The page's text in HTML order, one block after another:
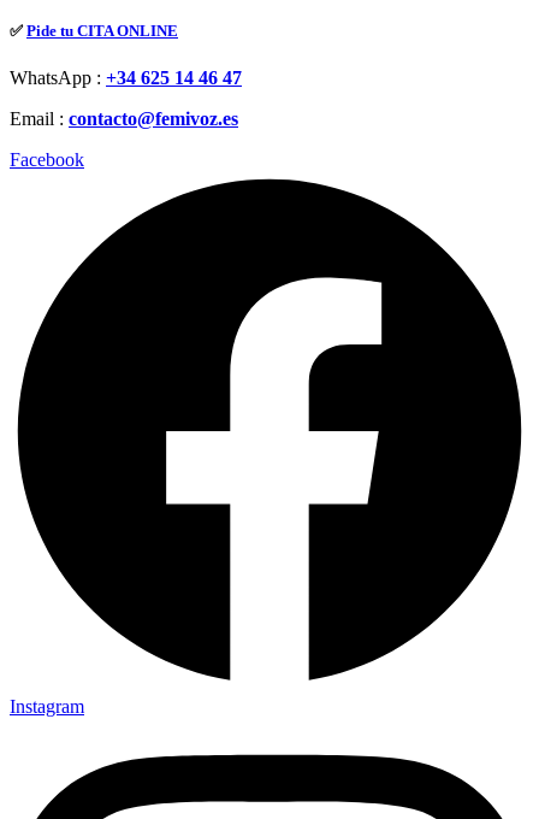
✅ Pide tu CITA ONLINE
WhatsApp : +34 625 14 46 47
Email : contacto@femivoz.es
Facebook
Instagram